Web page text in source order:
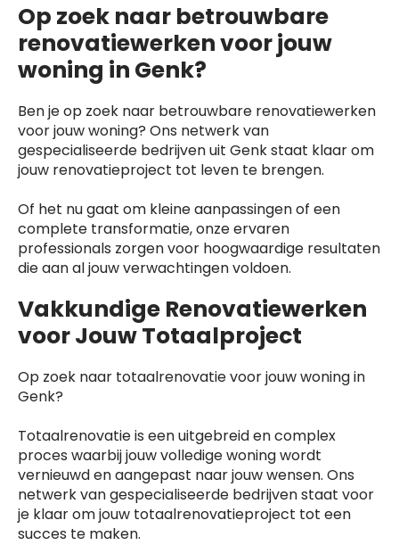
Op zoek naar betrouwbare
renovatiewerken voor jouw
woning in Genk?
Ben je op zoek naar betrouwbare renovatiewerken
voor jouw woning? Ons netwerk van
gespecialiseerde bedrijven uit Genk staat klaar om
jouw renovatieproject tot leven te brengen.
Of het nu gaat om kleine aanpassingen of een
complete transformatie, onze ervaren
professionals zorgen voor hoogwaardige resultaten
die aan al jouw verwachtingen voldoen.
Vakkundige Renovatiewerken
voor Jouw Totaalproject
Op zoek naar totaalrenovatie voor jouw woning in
Genk?
Totaalrenovatie is een uitgebreid en complex
proces waarbij jouw volledige woning wordt
vernieuwd en aangepast naar jouw wensen. Ons
netwerk van gespecialiseerde bedrijven staat voor
je klaar om jouw totaalrenovatieproject tot een
succes te maken.